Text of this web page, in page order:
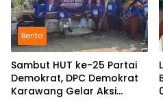
Berita
Sambut HUT ke-25 Partai
Demokrat, DPC Demokrat
Karawang Gelar Aksi